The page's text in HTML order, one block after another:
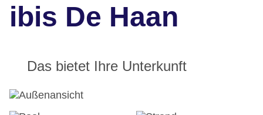
ibis De Haan
Das bietet Ihre Unterkunft